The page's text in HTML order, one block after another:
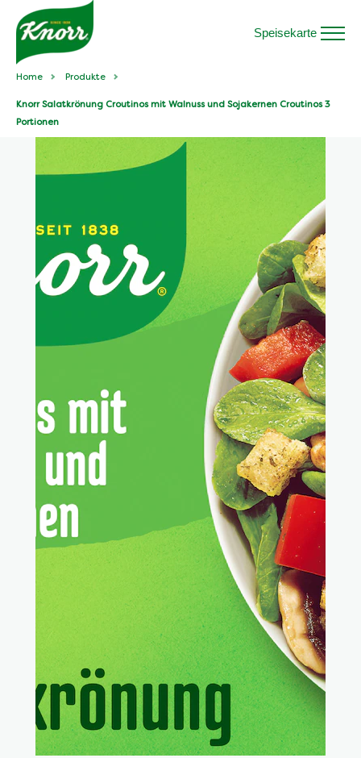
Speisekarte
Home Produkte
Knorr Salatkrönung Croutinos mit Walnuss und Sojakernen Croutinos 3
Portionen